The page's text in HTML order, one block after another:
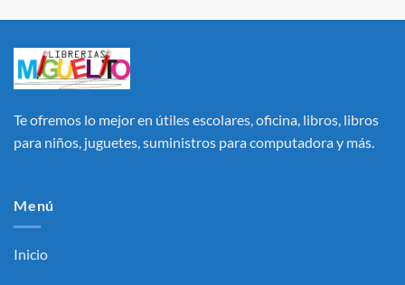
Te ofremos lo mejor en útiles escolares, oficina, libros, libros
para niños, juguetes, suministros para computadora y más.
Menú
Inicio